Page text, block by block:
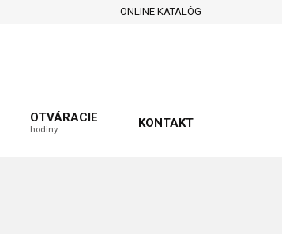
ONLINE KATALÓG
OTVÁRACIE
hodiny KONTAKT